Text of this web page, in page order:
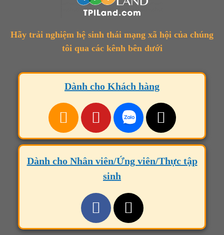
Hãy trải nghiệm hệ sinh thái mạng xã hội của chúng
tôi qua các kênh bên dưới
Dành cho Khách hàng
Dành cho Nhân viên/Ứng viên/Thực tập
sinh